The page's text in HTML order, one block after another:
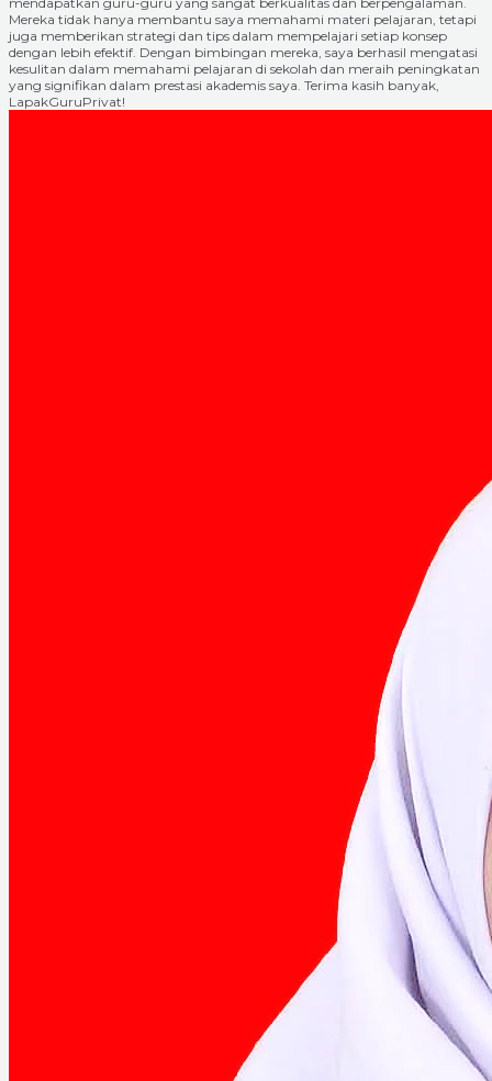
Mereka tidak hanya membantu saya memahami materi pelajaran, tetapi
juga memberikan strategi dan tips dalam mempelajari setiap konsep
dengan lebih efektif. Dengan bimbingan mereka, saya berhasil mengatasi
kesulitan dalam memahami pelajaran di sekolah dan meraih peningkatan
yang signifikan dalam prestasi akademis saya. Terima kasih banyak,
LapakGuruPrivat!